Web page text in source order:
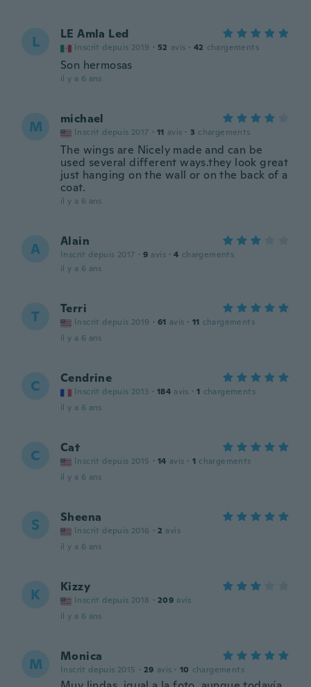
L LE Amla Led
Inscrit depuis 2019 · 52 avis · 42 chargements
Son hermosas
il y a 6 ans
M michael
Inscrit depuis 2017 · 11 avis · 3 chargements
The wings are Nicely made and can be
used several different ways.they look great
just hanging on the wall or on the back of a
coat.
il y a 6 ans
A Alain
Inscrit depuis 2017 · 9 avis · 4 chargements
il y a 6 ans
T Terri
Inscrit depuis 2019 · 61 avis · 11 chargements
il y a 6 ans
C Cendrine
Inscrit depuis 2013 · 184 avis · 1 chargements
il y a 6 ans
C Cat
Inscrit depuis 2015 · 14 avis · 1 chargements
il y a 6 ans
S Sheena
Inscrit depuis 2016 · 2 avis
il y a 6 ans
K Kizzy
Inscrit depuis 2018 · 209 avis
il y a 6 ans
M Monica
Inscrit depuis 2015 · 29 avis · 10 chargements